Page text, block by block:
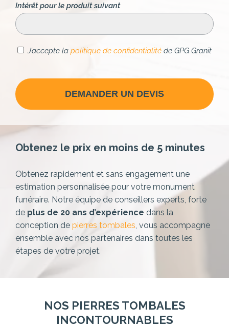
Intérêt pour le produit suivant
J’accepte la politique de confidentialité de GPG Granit
DEMANDER UN DEVIS
Obtenez le prix en moins de 5 minutes
Obtenez rapidement et sans engagement une
estimation personnalisée pour votre monument
funéraire. Notre équipe de conseillers experts, forte
de plus de 20 ans d’expérience dans la
conception de pierres tombales, vous accompagne
ensemble avec nos partenaires dans toutes les
étapes de votre projet.
NOS PIERRES TOMBALES
INCONTOURNABLES